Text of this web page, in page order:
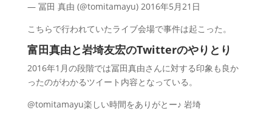
— 冨田 真由 (@tomitamayu) 2016年5月21日
こちらで行われていたライブ会場で事件は起こった。
富田真由と岩埼友宏のTwitterのやりとり
2016年1月の段階では冨田真由さんに対する印象も良か
ったのがわかるツイート内容となっている。
@tomitamayu楽しい時間をありがとー♪ 岩埼